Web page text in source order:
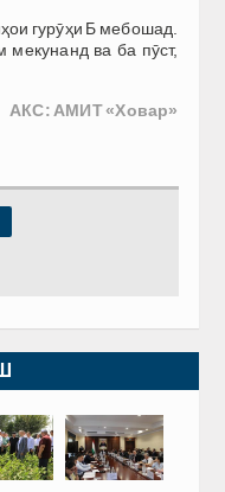
гурӯҳи Б мебошад.
мекунанд ва ба пӯст,
АКС: АМИТ «Ховар»